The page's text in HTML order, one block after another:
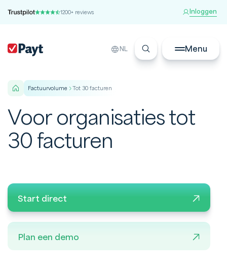
1200+ reviews Inloggen
NL Menu
factuurvolume Tot 30 facturen
Voor organisaties tot
30 facturen
Start direct
Plan een demo